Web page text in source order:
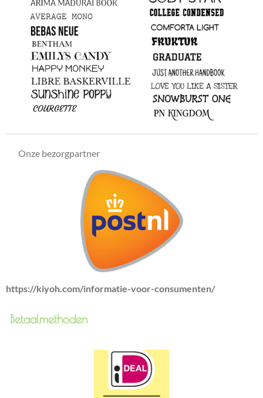
Onze bezorgpartner
https://kiyoh.com/informatie-voor-consumenten/
Betaalmethoden